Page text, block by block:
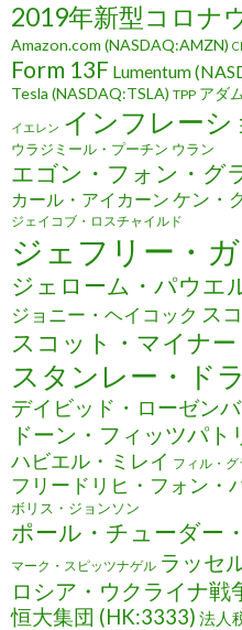
2019年新型コロナ
Amazon.com (NASDAQ:AMZN)
Form 13F Lumentum
Tesla (NASDAQ:TSLA) TPP アダ
イエレン インフレーシ
ウラジミール・プーチン ウラン
エゴン・フォン・グ
カール・アイカーン ケン・
ジェイコブ・ロスチャイルド
ジェフリー・
ジェローム・パウエ
ジョニー・ヘイコック ス
スコット・マイナー
スタンレー・ド
デイビッド・ローゼン
ドーン・フィッツパト
ハビエル・ミレイ フィル・グ
フリードリヒ・フォン・
ボリス・ジョンソン
ポール・チューダー
マーク・スピッツナゲル ラッセ
ロシア・ウクライナ戦
恒大集団 (HK:3333) 法人